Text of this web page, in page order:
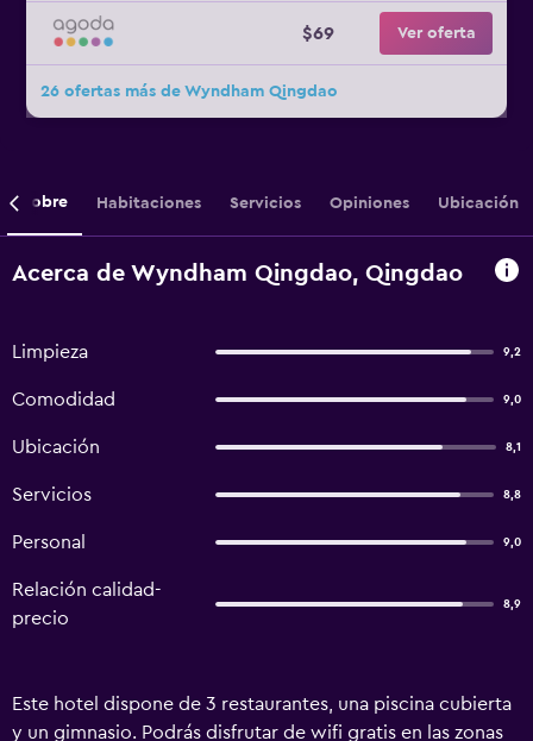
$69 Ver oferta
26 ofertas más de Wyndham Qingdao
Sobre Habitaciones Servicios Opiniones Ubicación
Acerca de Wyndham Qingdao, Qingdao
Limpieza 9,2
Comodidad 9,0
Ubicación 8,1
Servicios 8,8
Personal 9,0
Relación calidad-
precio
8,9
Este hotel dispone de 3 restaurantes, una piscina cubierta
y un gimnasio. Podrás disfrutar de wifi gratis en las zonas